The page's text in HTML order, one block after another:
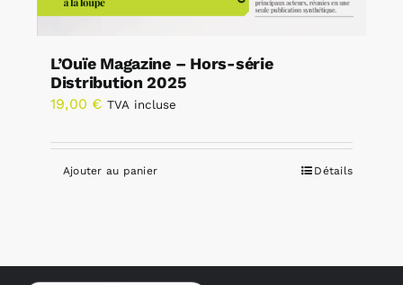
L’Ouïe Magazine – Hors-série
Distribution 2025
19,00 € TVA incluse
Ajouter au panier Détails